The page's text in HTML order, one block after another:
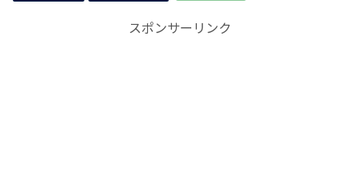
スポンサーリンク